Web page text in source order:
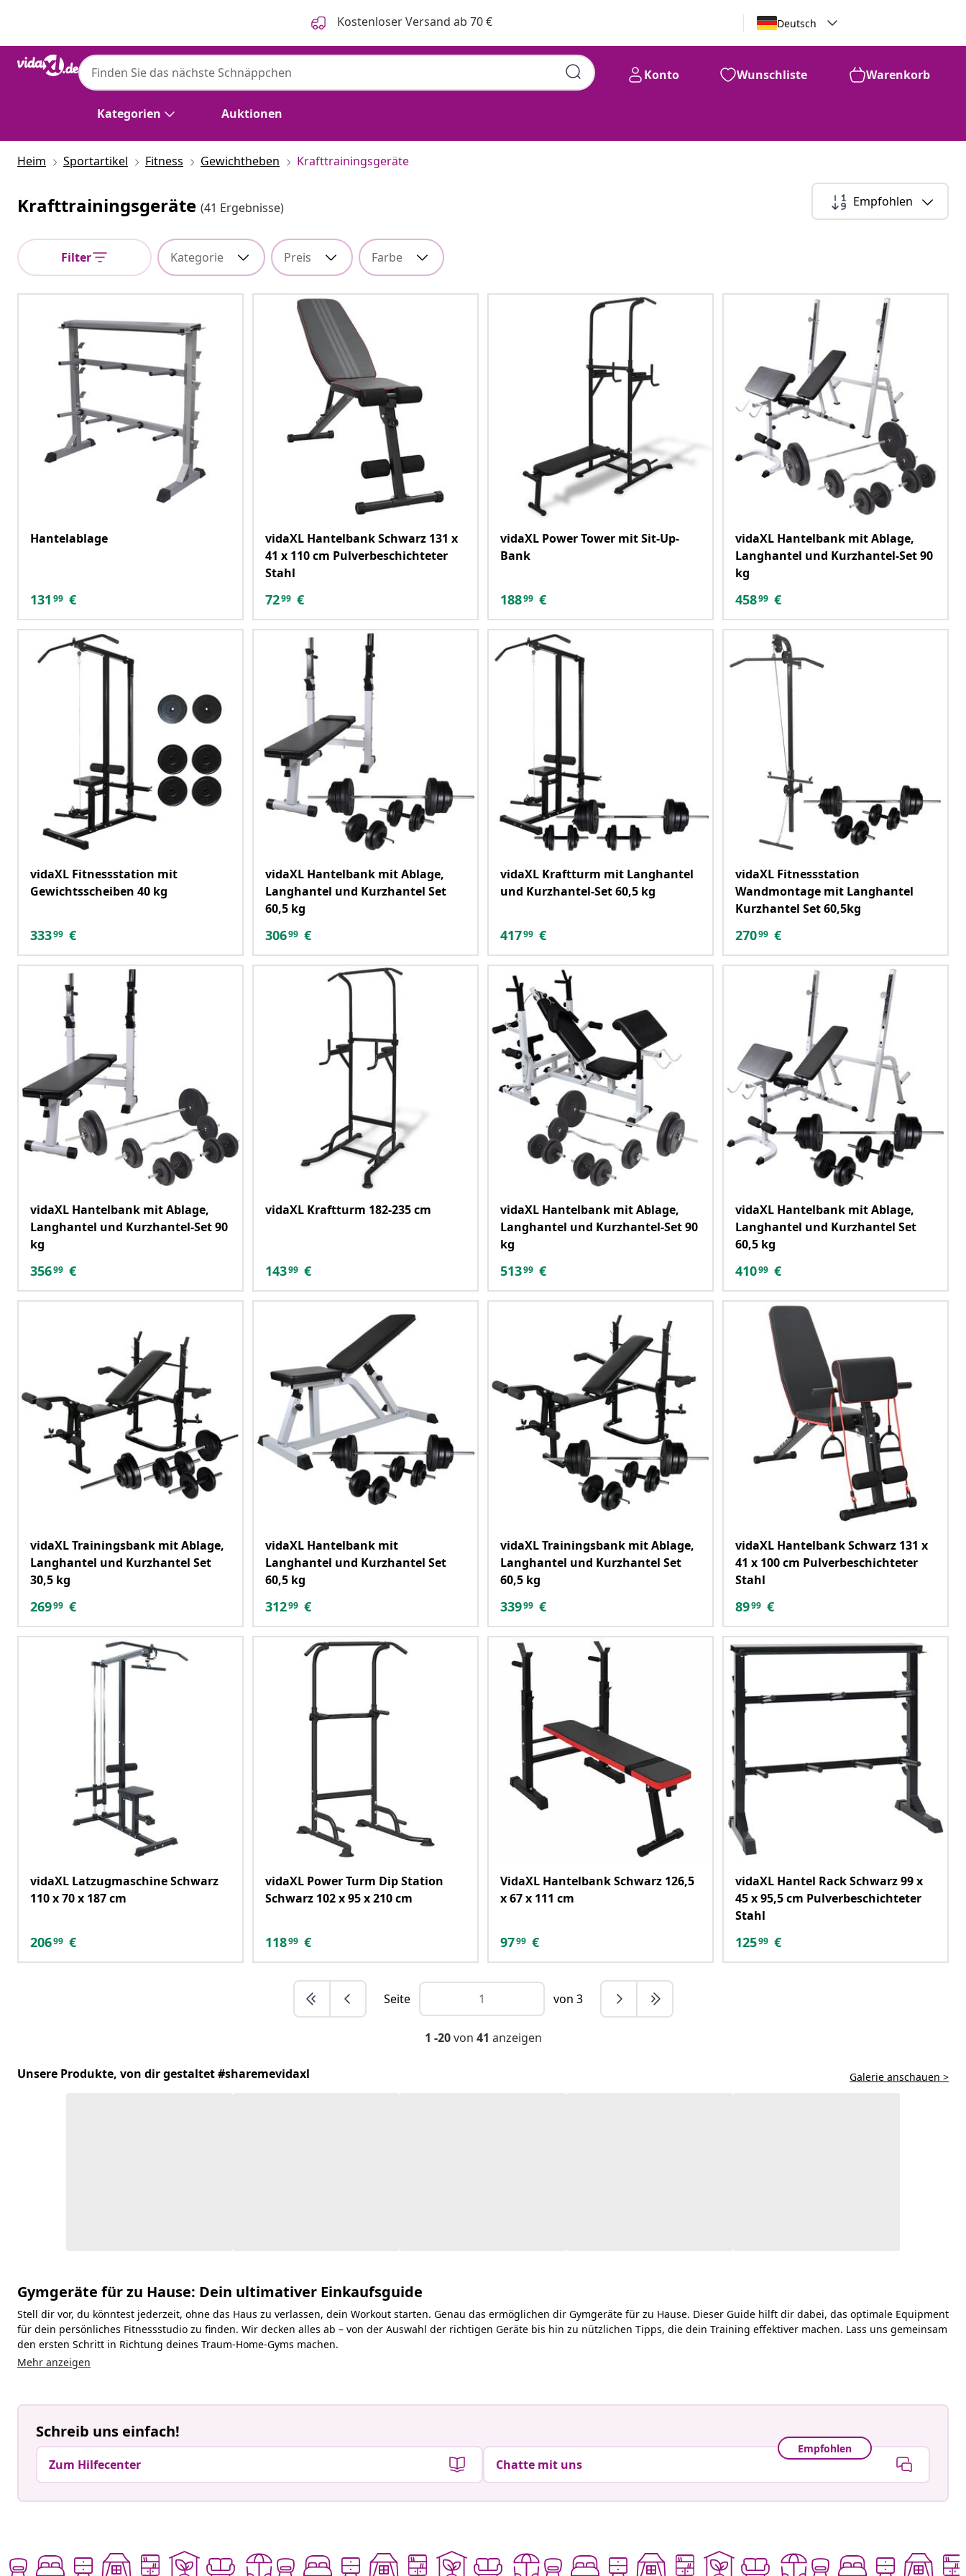
Kostenloser Versand ab 70 € Deutsch
Kategorien Auktionen
Konto Wunschliste Warenkorb
Heim Sportartikel Fitness Gewichtheben Krafttrainingsgeräte
Krafttrainingsgeräte (41 Ergebnisse) Empfohlen
Filter Kategorie Preis Farbe
Hantelablage
131 99 €
vidaXL Hantelbank Schwarz 131 x
41 x 110 cm Pulverbeschichteter
Stahl
7299 €
vidaXL Power Tower mit Sit-Up-
Bank
18899 €
vidaXL Hantelbank mit Ablage,
Langhantel und Kurzhantel-Set 90
kg
45899 €
vidaXL Fitnessstation mit
Gewichtsscheiben 40 kg
33399 €
vidaXL Hantelbank mit Ablage,
Langhantel und Kurzhantel Set
60,5 kg
30699 €
vidaXL Kraftturm mit Langhantel
und Kurzhantel-Set 60,5 kg
41799 €
vidaXL Fitnessstation
Wandmontage mit Langhantel
Kurzhantel Set 60,5kg
27099 €
vidaXL Hantelbank mit Ablage,
Langhantel und Kurzhantel-Set 90
kg
35699 €
vidaXL Kraftturm 182-235 cm
14399 €
vidaXL Hantelbank mit Ablage,
Langhantel und Kurzhantel-Set 90
kg
51399 €
vidaXL Hantelbank mit Ablage,
Langhantel und Kurzhantel Set
60,5 kg
41099 €
vidaXL Trainingsbank mit Ablage,
Langhantel und Kurzhantel Set
30,5 kg
26999 €
vidaXL Hantelbank mit
Langhantel und Kurzhantel Set
60,5 kg
31299 €
vidaXL Trainingsbank mit Ablage,
Langhantel und Kurzhantel Set
60,5 kg
33999 €
vidaXL Hantelbank Schwarz 131 x
41 x 100 cm Pulverbeschichteter
Stahl
8999 €
vidaXL Latzugmaschine Schwarz
110 x 70 x 187 cm
20699 €
vidaXL Power Turm Dip Station
Schwarz 102 x 95 x 210 cm
11899 €
VidaXL Hantelbank Schwarz 126,5
x 67 x 111 cm
9799 €
vidaXL Hantel Rack Schwarz 99 x
45 x 95,5 cm Pulverbeschichteter
Stahl
12599 €
Seite von 3
1 -20von 41 anzeigen
Unsere Produkte, von dir gestaltet #sharemevidaxl Galerie anschauen >
Gymgeräte für zu Hause: Dein ultimativer Einkaufsguide
Stell dir vor, du könntest jederzeit, ohne das Haus zu verlassen, dein Workout starten. Genau das ermöglichen dir Gymgeräte für zu Hause. Dieser Guide hilft dir dabei, das optimale Equipment
für dein persönliches Fitnessstudio zu finden. Wir decken alles ab – von der Auswahl der richtigen Geräte bis hin zu nützlichen Tipps, die dein Training effektiver machen. Lass uns gemeinsam
den ersten Schritt in Richtung deines Traum-Home-Gyms machen.
Mehr anzeigen
Schreib uns einfach!
Zum Hilfecenter
Empfohlen
Chatte mit uns